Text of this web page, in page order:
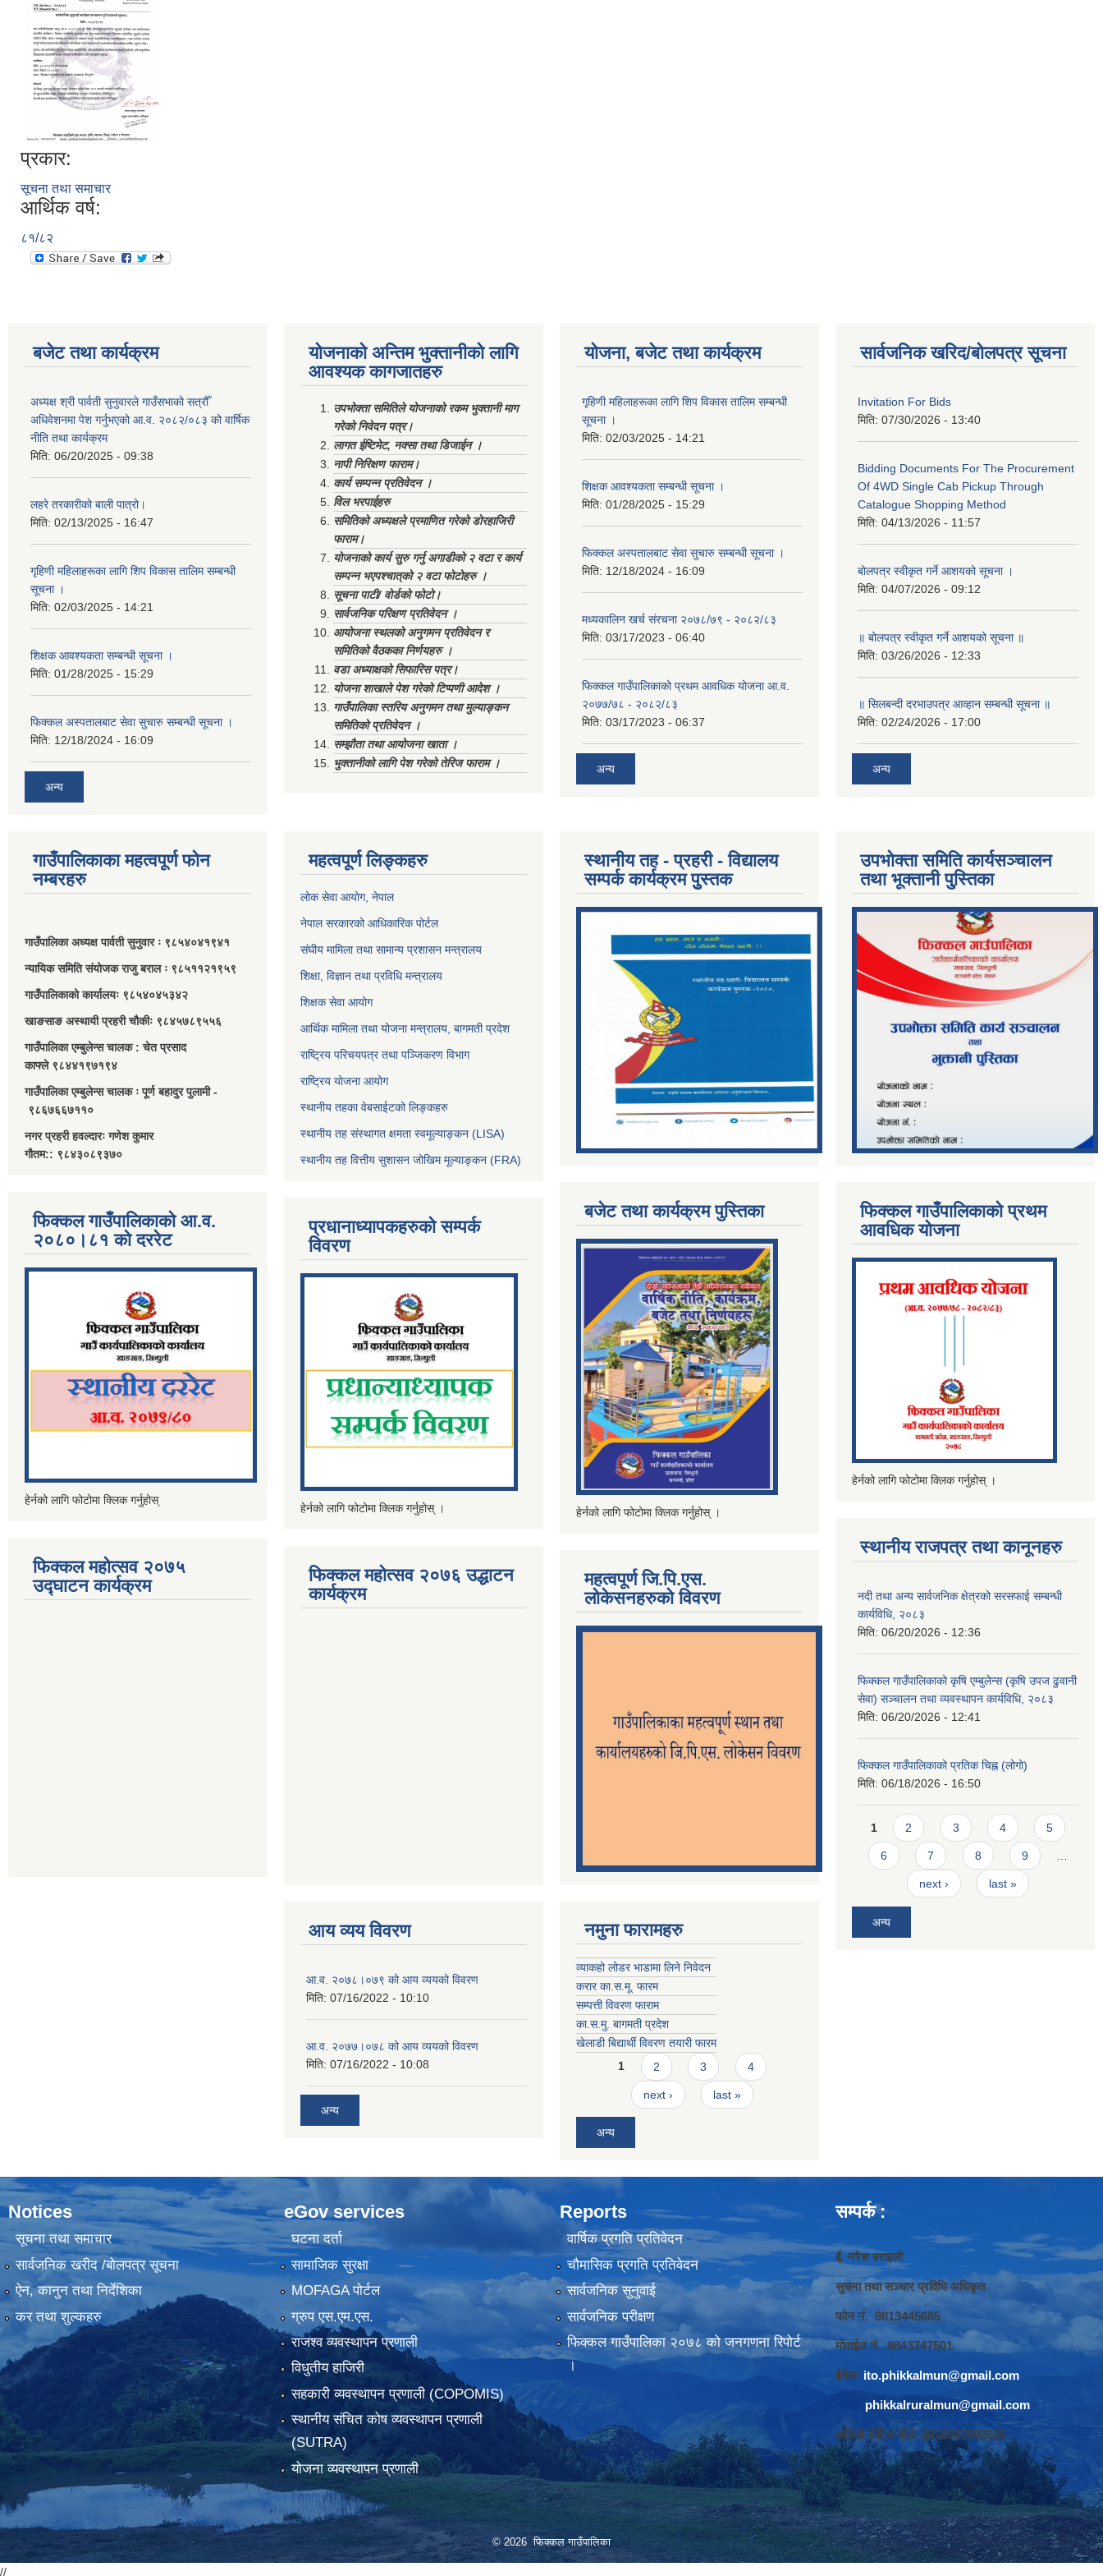
प्रकार:
सूचना तथा समाचार
आर्थिक वर्ष:
८१/८२
बजेट तथा कार्यक्रम
अध्यक्ष श्री पार्वती सुनुवारले गाउँसभाको सत्रौँ
अधिवेशनमा पेश गर्नुभएको आ.व. २०८२/०८३ को वार्षिक
नीति तथा कार्यक्रम
मिति: 06/20/2025 - 09:38
लहरे तरकारीको बाली पात्रो।
मिति: 02/13/2025 - 16:47
गृहिणी महिलाहरूका लागि शिप विकास तालिम सम्बन्धी
सूचना ‌।
मिति: 02/03/2025 - 14:21
शिक्षक आवश्यकता सम्बन्धी सूचना ।
मिति: 01/28/2025 - 15:29
फिक्कल अस्पतालबाट सेवा सुचारु सम्बन्धी सूचना ।
मिति: 12/18/2024 - 16:09
अन्य
योजनाको अन्तिम भुक्तानीको लागि
आवश्यक कागजातहरु
उपभोक्ता समितिले योजनाको रकम भुक्तानी माग
गरेको निवेदन पत्र।
लागत ईष्टिमेट, नक्सा तथा डिजाईन ।
नापी निरिक्षण फाराम।
कार्य सम्पन्न प्रतिवेदन ।
विल भरपाईहरु
समितिको अध्यक्षले प्रमाणित गरेको डोरहाजिरी
फाराम।
योजनाको कार्य सुरु गर्नु अगाडीको २ वटा र कार्य
सम्पन्न भएपश्चात्‌को २ वटा फोटोहरु ।
सूचना पाटी/ वोर्डको फोटो।
सार्वजनिक परिक्षण प्रतिवेदन ।
आयोजना स्थलको अनुगमन प्रतिवेदन र
समितिको वैठकका निर्णयहरु ।
वडा अध्याक्षको सिफारिस पत्र।
योजना शाखाले पेश गरेको टिप्पणी आदेश ।
गाउँपालिका स्तरिय अनुगमन तथा मुल्याङ्कन
समितिको प्रतिवेदन ।
सम्झौता तथा आयोजना खाता ।
भुक्तानीको लागि पेश गरेको तेरिज फाराम ।
योजना, बजेट तथा कार्यक्रम
गृहिणी महिलाहरूका लागि शिप विकास तालिम सम्बन्धी
सूचना ‌।
मिति: 02/03/2025 - 14:21
शिक्षक आवश्यकता सम्बन्धी सूचना ।
मिति: 01/28/2025 - 15:29
फिक्कल अस्पतालबाट सेवा सुचारु सम्बन्धी सूचना ।
मिति: 12/18/2024 - 16:09
मध्यकालिन खर्च संरचना २०७८/७९ - २०८२/८३
मिति: 03/17/2023 - 06:40
फिक्कल गाउँपालिकाको प्रथम आवधिक योजना आ.व.
२०७७/७८ - २०८२/८३
मिति: 03/17/2023 - 06:37
अन्य
सार्वजनिक खरिद/बोलपत्र सूचना
Invitation For Bids
मिति: 07/30/2026 - 13:40
Bidding Documents For The Procurement
Of 4WD Single Cab Pickup Through
Catalogue Shopping Method
मिति: 04/13/2026 - 11:57
बोलपत्र स्वीकृत गर्ने आशयको सूचना ।
मिति: 04/07/2026 - 09:12
॥ बोलपत्र स्वीकृत गर्ने आशयको सूचना ॥
मिति: 03/26/2026 - 12:33
॥ सिलबन्दी दरभाउपत्र आव्हान सम्बन्धी सूचना ॥
मिति: 02/24/2026 - 17:00
अन्य
गाउँपालिकाका महत्वपूर्ण फोन
नम्बरहरु
गाउँपालिका अध्यक्ष पार्वती सुनुवार ः ९८५४०४१९४१
न्यायिक समिति संयोजक राजु बराल ः ९८५११२१९५९
गाउँपालिकाको कार्यालयः ९८५४०४५३४२
खाङसाङ अस्थायी प्रहरी चौकीः ९८४५७८९५५६
गाउँपालिका एम्बुलेन्स चालक : चेत प्रसाद
काफ्ले ९८४४१९७१९४
गाउँपालिका एम्बुलेन्स चालक ः पूर्ण बहादुर पुलामी -
९८६७६६७११०
नगर प्रहरी हवल्दारः गणेश कुमार
गौतम:: ९८४३०८९३७०
फिक्कल गाउँपालिकाको आ.व.
२०८०।८१ को दररेट
हेर्नको लागि फोटोमा क्लिक गर्नुहोस्
फिक्कल महोत्सव २०७५
उद्घाटन कार्यक्रम
महत्वपूर्ण लिङ्कहरु
लोक सेवा आयोग, नेपाल
नेपाल सरकारको आधिकारिक पोर्टल
संघीय मामिला तथा सामान्य प्रशासन मन्त्रालय
शिक्षा, विज्ञान तथा प्रविधि मन्त्रालय
शिक्षक सेवा आयोग
आर्थिक मामिला तथा योजना मन्त्रालय, बागमती प्रदेश
राष्ट्रिय परिचयपत्र तथा पञ्जिकरण विभाग
राष्ट्रिय योजना आयोग
स्थानीय तहका वेबसाईटको लिङ्कहरु
स्थानीय तह संस्थागत क्षमता स्वमूल्याङ्कन (LISA)
स्थानीय तह वित्तीय सुशासन जोखिम मूल्याङ्कन (FRA)
प्रधानाध्यापकहरुको सम्पर्क
विवरण
हेर्नको लागि फोटोमा क्लिक गर्नुहोस् ।
फिक्कल महोत्सव २०७६ उद्धाटन
कार्यक्रम
आय व्यय विवरण
आ.व. २०७८।०७९ को आय व्ययको विवरण
मिति: 07/16/2022 - 10:10
आ.व. २०७७।०७८ को आय व्ययको विवरण
मिति: 07/16/2022 - 10:08
अन्य
स्थानीय तह - प्रहरी - विद्यालय
सम्पर्क कार्यक्रम पुुस्तक
बजेट तथा कार्यक्रम पुस्तिका
हेर्नको लागि फोटोमा क्लिक गर्नुहोस् ।
महत्वपूर्ण जि.पि.एस.
लोकेसनहरुको विवरण
नमुना फारामहरु
व्याकहो लोडर भाडामा लिने निवेदन
करार का.स.मू. फारम
सम्पत्ती विवरण फाराम
का.स.मु. बागमती प्रदेश
खेलाडी बिद्यार्थी विवरण तयारी फारम
Pages
1 2 3 4
next › last »
अन्य
उपभोक्ता समिति कार्यसञ्चालन
तथा भूक्तानी पु्स्तिका
फिक्कल गाउँपालिकाको प्रथम
आवधिक योजना
हेर्नको लागि फोटोमा क्लिक गर्नुहोस् ।
स्थानीय राजपत्र तथा कानूनहरु
नदी तथा अन्य सार्वजनिक क्षेत्रको सरसफाई सम्बन्धी
कार्यविधि, २०८३
मिति: 06/20/2026 - 12:36
फिक्कल गाउँपालिकाको कृषि एम्बुलेन्स (कृषि उपज ढुवानी
सेवा) सञ्चालन तथा व्यवस्थापन कार्यविधि, २०८३
मिति: 06/20/2026 - 12:41
फिक्कल गाउँपालिकाको प्रतिक चिह्न (लोगो)
मिति: 06/18/2026 - 16:50
Pages
1 2 3 4 5
6 7 8 9
next › last »
अन्य
Notices
सूचना तथा समाचार
सार्वजनिक खरीद /बोलपत्र सूचना
ऐन, कानुन तथा निर्देशिका
कर तथा शुल्कहरु
eGov services
घटना दर्ता
सामाजिक सुरक्षा
MOFAGA पोर्टल
ग्रुप एस.एम.एस.
राजश्व व्यवस्थापन प्रणाली
विधुतीय हाजिरी
सहकारी व्यवस्थापन प्रणाली (COPOMIS)
स्थानीय संचित कोष व्यवस्थापन प्रणाली
(SUTRA)
योजना व्यवस्थापन प्रणाली
Reports
वार्षिक प्रगति प्रतिवेदन
चौमासिक प्रगति प्रतिवेदन
सार्वजनिक सुनुवाई
सार्वजनिक परीक्षण
फिक्कल गाउँपालिका २०७८ को जनगणना रिपोर्ट
।
सम्पर्क :
ई. नरेश बराइली
सुचना तथा सञ्‍चार प्रविधि अधिकृत
फोन नं. 9813445685
मोवाईल नं. 9843747501
ईमेलः ito.phikkalmun@gmail.com
phikkalruralmun@gmail.com
अडियो नोटिस वोर्डः 1610047692026
© 2026 फिक्कल गाउँपालिका
//